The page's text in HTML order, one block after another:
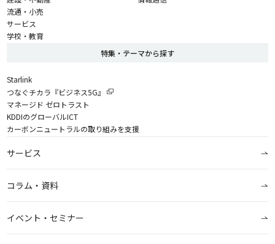
流通・小売
サービス
学校・教育
特集・テーマから探す
Starlink
つなぐチカラ『ビジネス5G』
マネージド ゼロトラスト
KDDIのグローバルICT
カーボンニュートラルの取り組みを支援
サービス
コラム・資料
イベント・セミナー